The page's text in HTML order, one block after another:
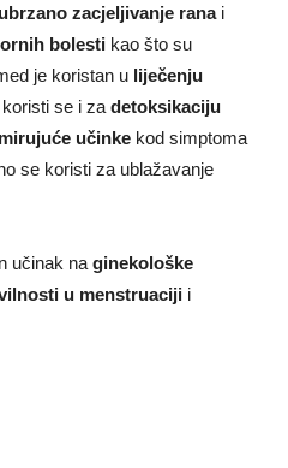
ubrzano zacjeljivanje ranai
bolesti kao što su
je koristan u liječenju
koristi se i za detoksikaciju
učinke kod simptoma
se koristi za ublažavanje
učinak na ginekološke
u menstruaciji i